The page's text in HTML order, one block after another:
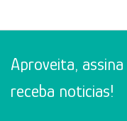
Aproveita,
receba noticias!